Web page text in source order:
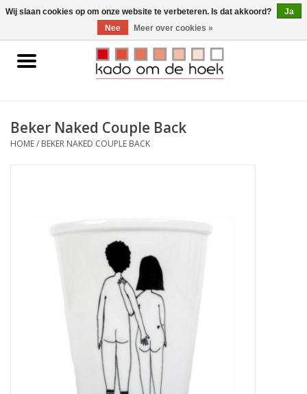
0 Artikelen - €0,00
Home
Gadgets
Beker Naked Couple Back
HOME/ BEKER NAKED COUPLE BACK
Wij slaan cookies op om onze website te verbeteren. Is dat akkoord?
Ja
Nee
Meer over cookies »